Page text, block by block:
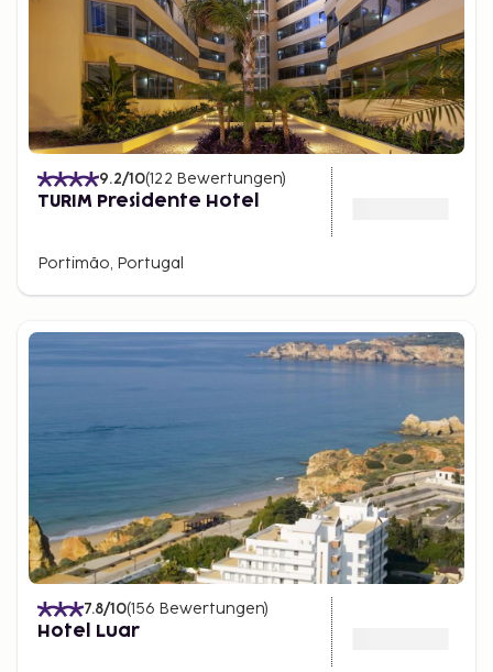
9.2/10(122 Bewertungen)
TURIM Presidente Hotel
Portimão, Portugal
7.8/10(156 Bewertungen)
Hotel Luar